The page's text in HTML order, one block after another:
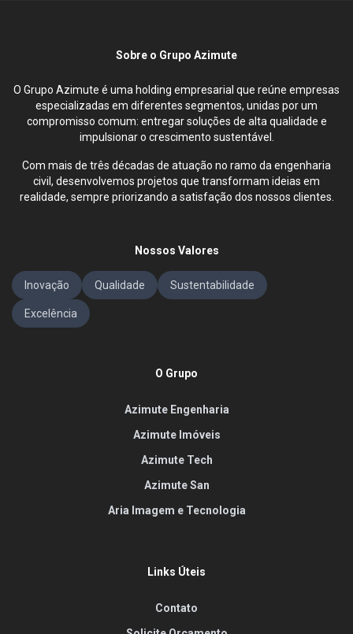
Sobre o Grupo Azimute
O Grupo Azimute é uma holding empresarial que reúne empresas
especializadas em diferentes segmentos, unidas por um
compromisso comum: entregar soluções de alta qualidade e
impulsionar o crescimento sustentável.
Com mais de três décadas de atuação no ramo da engenharia
civil, desenvolvemos projetos que transformam ideias em
realidade, sempre priorizando a satisfação dos nossos clientes.
Nossos Valores
Inovação Qualidade Sustentabilidade
Excelência
O Grupo
Azimute Engenharia
Azimute Imóveis
Azimute Tech
Azimute San
Aria Imagem e Tecnologia
Links Úteis
Contato